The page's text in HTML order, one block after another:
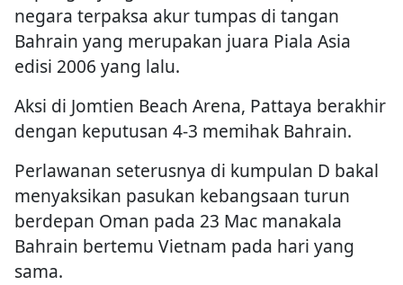
negara terpaksa akur tumpas di tangan
Bahrain yang merupakan juara Piala Asia
edisi 2006 yang lalu.
Aksi di Jomtien Beach Arena, Pattaya berakhir
dengan keputusan 4-3 memihak Bahrain.
Perlawanan seterusnya di kumpulan D bakal
menyaksikan pasukan kebangsaan turun
berdepan Oman pada 23 Mac manakala
Bahrain bertemu Vietnam pada hari yang
sama.